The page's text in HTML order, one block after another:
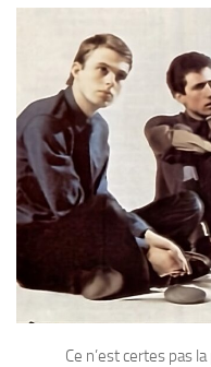
Ce n’est certes pas